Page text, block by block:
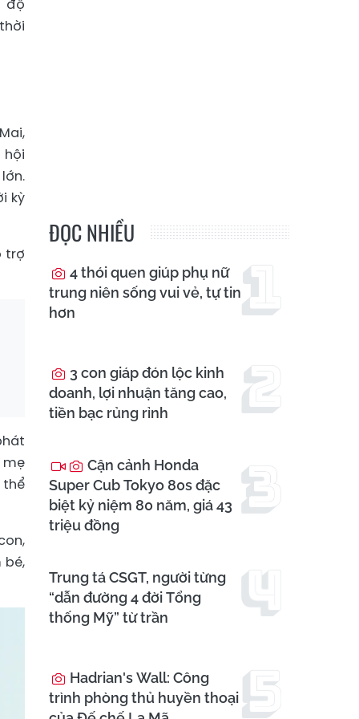
độ
hội
kỳ
trợ
mẹ
bé,
ĐỌC NHIỀU
4 thói quen giúp phụ nữ
trung niên sống vui vẻ, tự tin
hơn
3 con giáp đón lộc kinh
doanh, lợi nhuận tăng cao,
tiền bạc rủng rỉnh
Cận cảnh Honda
Super Cub Tokyo 80s đặc
biệt kỷ niệm 80 năm, giá 43
triệu đồng
Trung tá CSGT, người từng
“dẫn đường 4 đời Tổng
thống Mỹ” từ trần
Hadrian's Wall: Công
trình phòng thủ huyền thoại